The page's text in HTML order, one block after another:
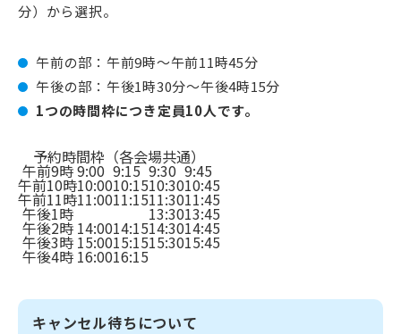
分）から選択。
午前の部：午前9時～午前11時45分
午後の部：午後1時30分～午後4時15分
1つの時間枠につき定員10人です。
予約時間枠（各会場共通）
午前9時9:00 9:15 9:30 9:45
午前10時10:0010:1510:3010:45
午前11時11:0011:1511:3011:45
午後1時 13:3013:45
午後2時 14:0014:1514:3014:45
午後3時 15:0015:1515:3015:45
午後4時 16:0016:15
キャンセル待ちについて